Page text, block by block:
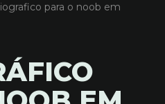
para o noob em